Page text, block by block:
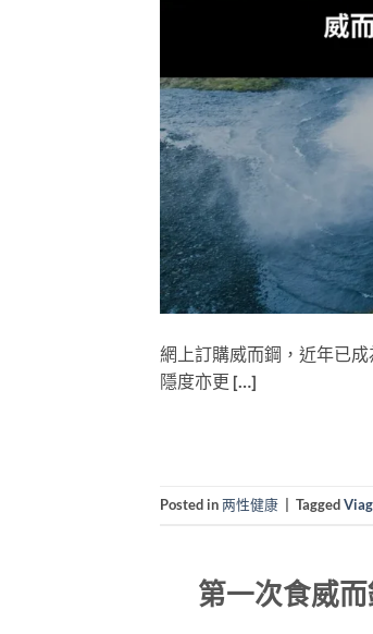
網上訂購威而鋼，近年已
隱度亦更 […]
Posted in两性健康 Tagged
第一次食威